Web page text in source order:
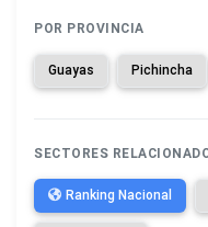
POR PROVINCIA
Guayas Pichincha
SECTORES
Ranking Nacional